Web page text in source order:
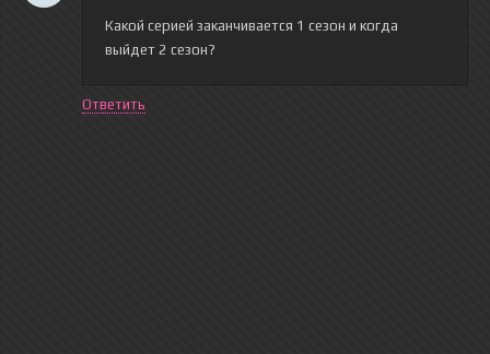
Какой серией заканчивается 1 сезон и когда
выйдет 2 сезон?
Ответить